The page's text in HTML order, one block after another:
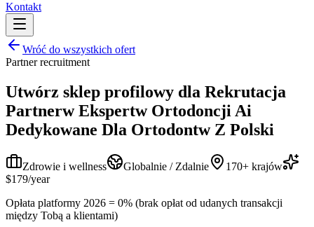
Kontakt
Wróć do wszystkich ofert
Partner recruitment
Utwórz sklep profilowy dla Rekrutacja
Partnerw Ekspertw Ortodoncji Ai
Dedykowane Dla Ortodontw Z Polski
Zdrowie i wellness Globalnie / Zdalnie
170+ krajów
$179/year
Opłata platformy 2026 = 0% (brak opłat od udanych transakcji
między Tobą a klientami)